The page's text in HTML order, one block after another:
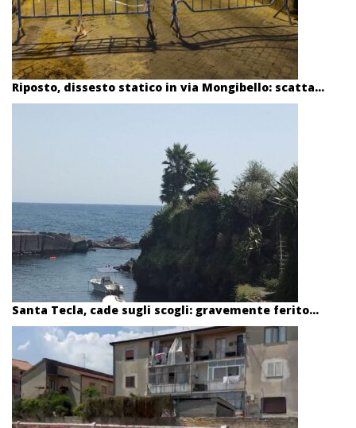
Riposto, dissesto statico in via Mongibello: scatta...
Santa Tecla, cade sugli scogli: gravemente ferito...